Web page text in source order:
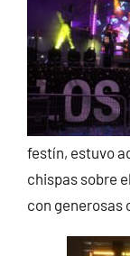
festín, estuvo
chispas sobre
con generosas